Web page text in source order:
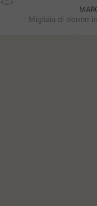
Migliaia di donne